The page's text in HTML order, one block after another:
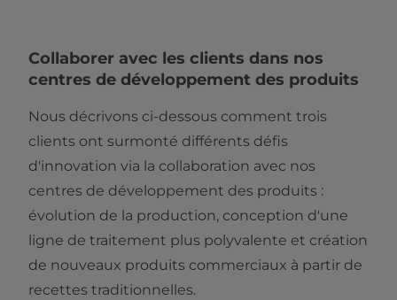
Collaborer avec les clients dans nos
centres de développement des produits
Nous décrivons ci-dessous comment trois
clients ont surmonté différents défis
d'innovation via la collaboration avec nos
centres de développement des produits :
évolution de la production, conception d'une
ligne de traitement plus polyvalente et création
de nouveaux produits commerciaux à partir de
recettes traditionnelles.